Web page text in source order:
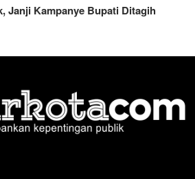
Janji Kampanye Bupati Ditagih